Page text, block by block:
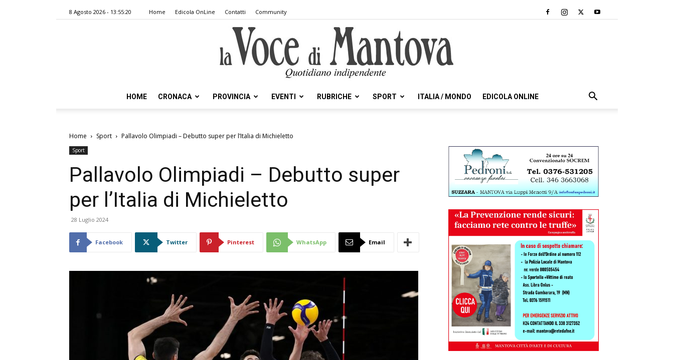
8 Agosto 2026 - 13:55:20 Home Edicola OnLine Contatti Community
Voce
HOME CRONACA PROVINCIA EVENTI RUBRICHE SPORT ITALIA / MONDO EDICOLA ONLINE
Home Sport Pallavolo Olimpiadi – Debutto super per l’Italia di Michieletto
Sport
Pallavolo Olimpiadi – Debutto super
per l’Italia di Michieletto
28 Luglio 2024
Facebook Twitter Pinterest WhatsApp Email